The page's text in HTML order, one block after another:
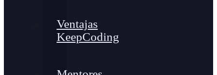
Ventajas
KeepCoding